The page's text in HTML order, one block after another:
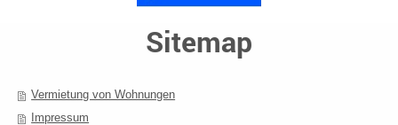
Sitemap
Vermietung von Wohnungen
Impressum